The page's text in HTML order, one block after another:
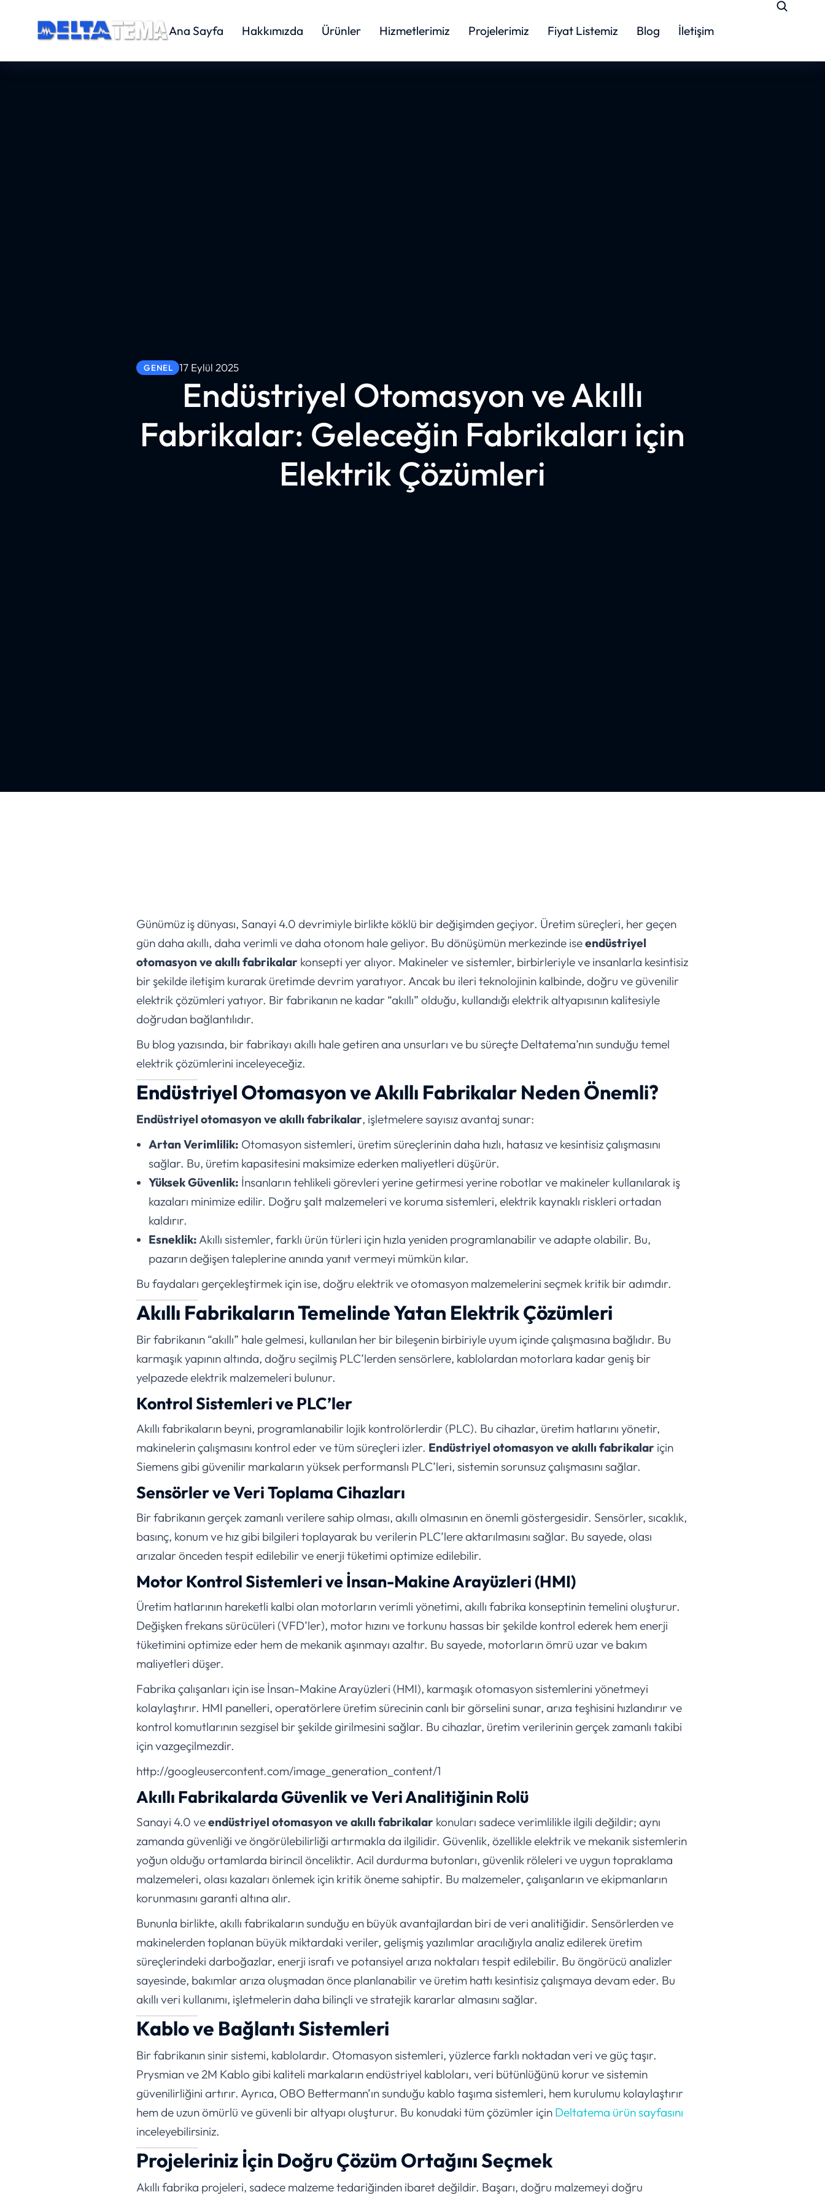
Ana Sayfa Hakkımızda Ürünler Hizmetlerimiz Projelerimiz Fiyat Listemiz Blog İletişim
GENEL 17 Eylül 2025
Endüstriyel Otomasyon ve Akıllı
Fabrikalar: Geleceğin Fabrikaları için
Elektrik Çözümleri
Günümüz iş dünyası, Sanayi 4.0 devrimiyle birlikte köklü bir değişimden geçiyor. Üretim süreçleri, her geçen
gün daha akıllı, daha verimli ve daha otonom hale geliyor. Bu dönüşümün merkezinde iseendüstriyel
otomasyon ve akıllı fabrikalar konsepti yer alıyor. Makineler ve sistemler, birbirleriyle ve insanlarla kesintisiz
bir şekilde iletişim kurarak üretimde devrim yaratıyor. Ancak bu ileri teknolojinin kalbinde, doğru ve güvenilir
elektrik çözümleri yatıyor. Bir fabrikanın ne kadar “akıllı” olduğu, kullandığı elektrik altyapısının kalitesiyle
doğrudan bağlantılıdır.
Bu blog yazısında, bir fabrikayı akıllı hale getiren ana unsurları ve bu süreçte Deltatema’nın sunduğu temel
elektrik çözümlerini inceleyeceğiz.
Endüstriyel Otomasyon ve Akıllı Fabrikalar Neden Önemli?
Endüstriyel otomasyon ve akıllı fabrikalar, işletmelere sayısız avantaj sunar:
Artan Verimlilik: Otomasyon sistemleri, üretim süreçlerinin daha hızlı, hatasız ve kesintisiz çalışmasını
sağlar. Bu, üretim kapasitesini maksimize ederken maliyetleri düşürür.
Yüksek Güvenlik: İnsanların tehlikeli görevleri yerine getirmesi yerine robotlar ve makineler kullanılarak iş
kazaları minimize edilir. Doğru şalt malzemeleri ve koruma sistemleri, elektrik kaynaklı riskleri ortadan
kaldırır.
Esneklik: Akıllı sistemler, farklı ürün türleri için hızla yeniden programlanabilir ve adapte olabilir. Bu,
pazarın değişen taleplerine anında yanıt vermeyi mümkün kılar.
Bu faydaları gerçekleştirmek için ise, doğru elektrik ve otomasyon malzemelerini seçmek kritik bir adımdır.
Akıllı Fabrikaların Temelinde Yatan Elektrik Çözümleri
Bir fabrikanın “akıllı” hale gelmesi, kullanılan her bir bileşenin birbiriyle uyum içinde çalışmasına bağlıdır. Bu
karmaşık yapının altında, doğru seçilmiş PLC’lerden sensörlere, kablolardan motorlara kadar geniş bir
yelpazede elektrik malzemeleri bulunur.
Kontrol Sistemleri ve PLC’ler
Akıllı fabrikaların beyni, programlanabilir lojik kontrolörlerdir (PLC). Bu cihazlar, üretim hatlarını yönetir,
makinelerin çalışmasını kontrol eder ve tüm süreçleri izler. Endüstriyel otomasyon ve akıllı fabrikalar için
Siemens gibi güvenilir markaların yüksek performanslı PLC’leri, sistemin sorunsuz çalışmasını sağlar.
Sensörler ve Veri Toplama Cihazları
Bir fabrikanın gerçek zamanlı verilere sahip olması, akıllı olmasının en önemli göstergesidir. Sensörler, sıcaklık,
basınç, konum ve hız gibi bilgileri toplayarak bu verilerin PLC’lere aktarılmasını sağlar. Bu sayede, olası
arızalar önceden tespit edilebilir ve enerji tüketimi optimize edilebilir.
Motor Kontrol Sistemleri ve İnsan-Makine Arayüzleri (HMI)
Üretim hatlarının hareketli kalbi olan motorların verimli yönetimi, akıllı fabrika konseptinin temelini oluşturur.
Değişken frekans sürücüleri (VFD’ler), motor hızını ve torkunu hassas bir şekilde kontrol ederek hem enerji
tüketimini optimize eder hem de mekanik aşınmayı azaltır. Bu sayede, motorların ömrü uzar ve bakım
maliyetleri düşer.
Fabrika çalışanları için ise İnsan-Makine Arayüzleri (HMI), karmaşık otomasyon sistemlerini yönetmeyi
kolaylaştırır. HMI panelleri, operatörlere üretim sürecinin canlı bir görselini sunar, arıza teşhisini hızlandırır ve
kontrol komutlarının sezgisel bir şekilde girilmesini sağlar. Bu cihazlar, üretim verilerinin gerçek zamanlı takibi
için vazgeçilmezdir.
http://googleusercontent.com/image_generation_content/1
Akıllı Fabrikalarda Güvenlik ve Veri Analitiğinin Rolü
Sanayi 4.0 veendüstriyel otomasyon ve akıllı fabrikalar konuları sadece verimlilikle ilgili değildir; aynı
zamanda güvenliği ve öngörülebilirliği artırmakla da ilgilidir. Güvenlik, özellikle elektrik ve mekanik sistemlerin
yoğun olduğu ortamlarda birincil önceliktir. Acil durdurma butonları, güvenlik röleleri ve uygun topraklama
malzemeleri, olası kazaları önlemek için kritik öneme sahiptir. Bu malzemeler, çalışanların ve ekipmanların
korunmasını garanti altına alır.
Bununla birlikte, akıllı fabrikaların sunduğu en büyük avantajlardan biri de veri analitiğidir. Sensörlerden ve
makinelerden toplanan büyük miktardaki veriler, gelişmiş yazılımlar aracılığıyla analiz edilerek üretim
süreçlerindeki darboğazlar, enerji israfı ve potansiyel arıza noktaları tespit edilebilir. Bu öngörücü analizler
sayesinde, bakımlar arıza oluşmadan önce planlanabilir ve üretim hattı kesintisiz çalışmaya devam eder. Bu
akıllı veri kullanımı, işletmelerin daha bilinçli ve stratejik kararlar almasını sağlar.
Kablo ve Bağlantı Sistemleri
Bir fabrikanın sinir sistemi, kablolardır. Otomasyon sistemleri, yüzlerce farklı noktadan veri ve güç taşır.
Prysmian ve 2M Kablo gibi kaliteli markaların endüstriyel kabloları, veri bütünlüğünü korur ve sistemin
güvenilirliğini artırır. Ayrıca, OBO Bettermann’ın sunduğu kablo taşıma sistemleri, hem kurulumu kolaylaştırır
hem de uzun ömürlü ve güvenli bir altyapı oluşturur. Bu konudaki tüm çözümler için Deltatema ürün sayfasını
inceleyebilirsiniz.
Projeleriniz İçin Doğru Çözüm Ortağını Seçmek
Akıllı fabrika projeleri, sadece malzeme tedariğinden ibaret değildir. Başarı, doğru malzemeyi doğru